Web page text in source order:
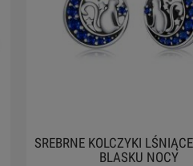
SREBRNE KOLCZYKI
BLASKU NOCY